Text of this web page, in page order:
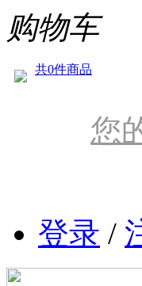
购物车
共0件商品
您
登录 /